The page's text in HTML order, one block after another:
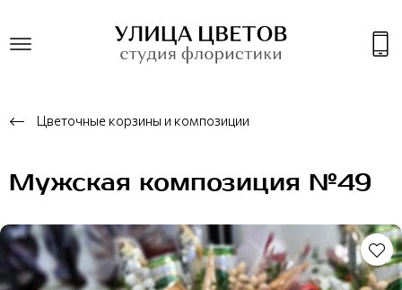
Цветочные корзины и композиции
Мужская композиция №49